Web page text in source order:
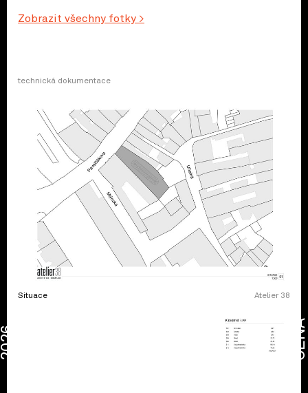
Zobrazit všechny fotky >
technická dokumentace
Situace Atelier 38
2026 CENA